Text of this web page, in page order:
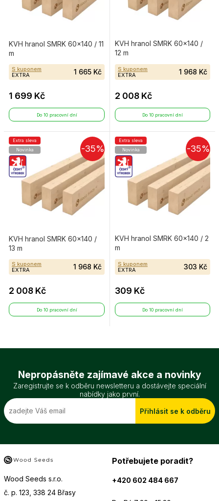
KVH hranol SMRK 60×140 / 11
m
S kuponem
EXTRA
1 665 Kč
1 699 Kč
Do 10 pracovní dní
KVH hranol SMRK 60×140 /
12 m
S kuponem
EXTRA
1 968 Kč
2 008 Kč
Do 10 pracovní dní
-35%
Extra sleva
Novinka
KVH hranol SMRK 60×140 /
13 m
S kuponem
EXTRA
1 968 Kč
2 008 Kč
Do 10 pracovní dní
-35%
Extra sleva
Novinka
KVH hranol SMRK 60×140 / 2
m
S kuponem
EXTRA
303 Kč
309 Kč
Do 10 pracovní dní
Nepropásněte zajímavé akce a novinky
Zaregistrujte se k odběru newsletteru a dostávejte speciální
nabídky jako první.
Přihlásit se k odběru
Wood Seeds s.r.o.
č. p. 123, 338 24 Břasy
Potřebujete poradit?
+420 602 484 667